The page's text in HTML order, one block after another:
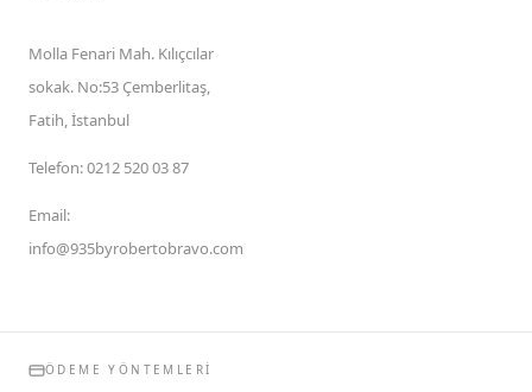
Molla Fenari Mah. Kılıçcılar
sokak. No:53 Çemberlitaş,
Fatih, İstanbul
Telefon:0212 520 03 87
Email:
info@935byrobertobravo.com
ÖDEME YÖNTEMLERI